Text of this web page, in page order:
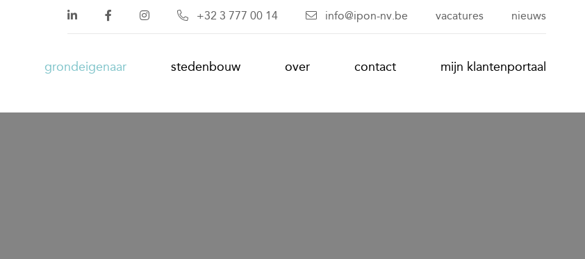
+32 3 777 00 14 info@ipon-nv.be vacatures nieuws
grondeigenaar stedenbouw over contact mijn klantenportaal